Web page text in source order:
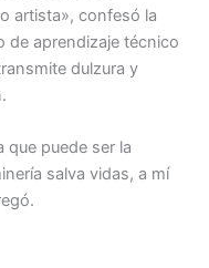
artista», confesó la
de aprendizaje técnico
dulzura y
que puede ser la
salva vidas, a mí